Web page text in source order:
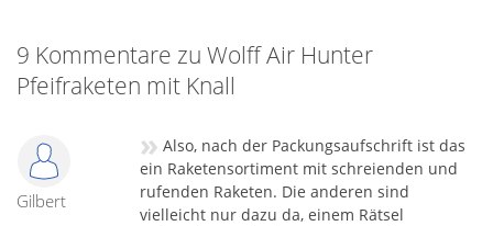
9 Kommentare zu Wolff Air Hunter
Pfeifraketen mit Knall
Gilbert
» Also, nach der Packungsaufschrift ist das
ein Raketensortiment mit schreienden und
rufenden Raketen. Die anderen sind
vielleicht nur dazu da, einem Rätsel